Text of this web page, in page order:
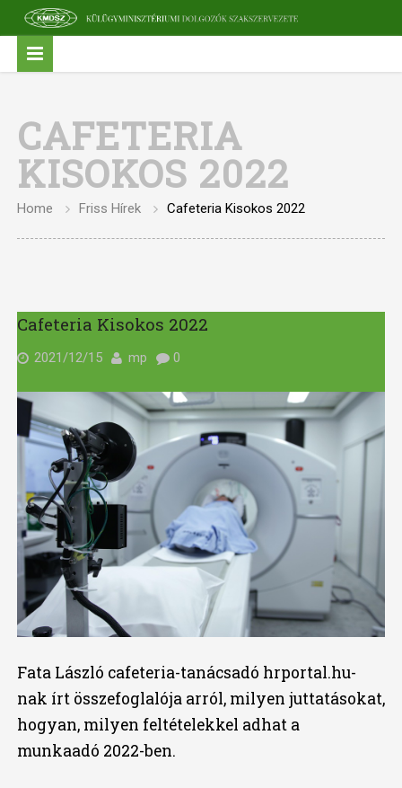
CAFETERIA
KISOKOS 2022
Home Friss Hírek Cafeteria Kisokos 2022
Cafeteria Kisokos 2022
2021/12/15 mp 0
Fata László cafeteria-tanácsadó hrportal.hu-
nak írt összefoglalója arról, milyen juttatásokat,
hogyan, milyen feltételekkel adhat a
munkaadó 2022-ben.